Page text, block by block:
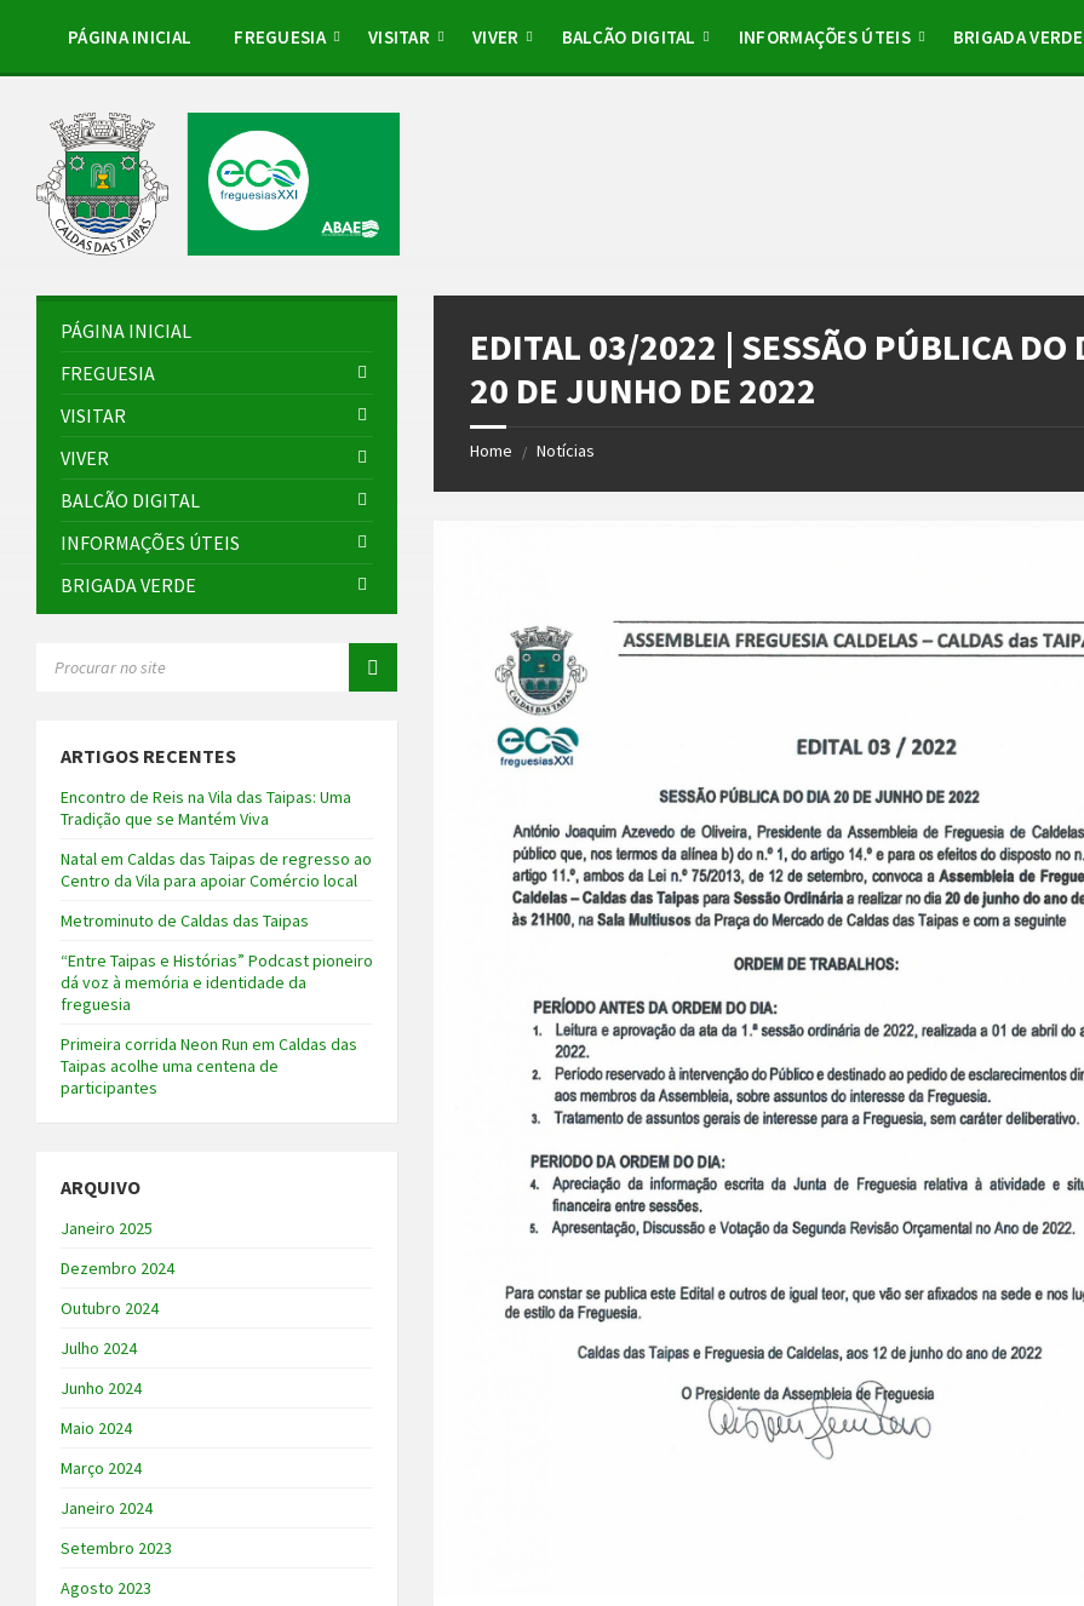
sidebar
sidebar
PÁGINA INICIAL FREGUESIA VISITAR VIVER BALCÃO DIGITAL INFORMAÇÕES ÚTEIS BRIGADA VERDE
EDITAL 03/2022 | SESSÃO PÚBLICA DO
20 DE JUNHO DE 2022
Home / Notícias
PÁGINA INICIAL
FREGUESIA
VISITAR
VIVER
BALCÃO DIGITAL
INFORMAÇÕES ÚTEIS
BRIGADA VERDE
ARTIGOS RECENTES
Encontro de Reis na Vila das Taipas: Uma
Tradição que se Mantém Viva
Natal em Caldas das Taipas de regresso ao
Centro da Vila para apoiar Comércio local
Metrominuto de Caldas das Taipas
“Entre Taipas e Histórias” Podcast pioneiro
dá voz à memória e identidade da
freguesia
Primeira corrida Neon Run em Caldas das
Taipas acolhe uma centena de
participantes
ARQUIVO
Janeiro 2025
Dezembro 2024
Outubro 2024
Julho 2024
Junho 2024
Maio 2024
Março 2024
Janeiro 2024
Setembro 2023
Agosto 2023